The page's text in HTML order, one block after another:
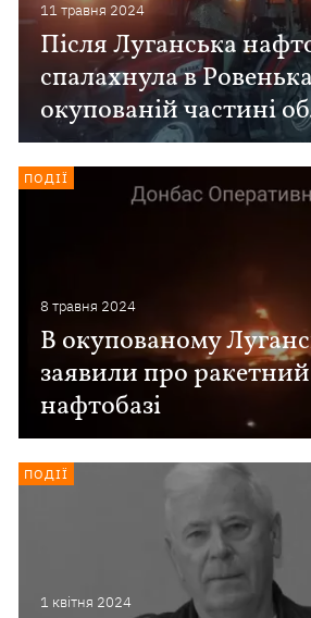
11 травня 2024
Після Луганська
спалахнула в
окупованій частині
8 травня 2024
В окупованому
заявили про
нафтобазі
ПОДІЇ
1 квiтня 2024
ПОДІЇ